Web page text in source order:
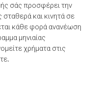
σάς προσφέρει την
και κινητά σε
κάθε φορά ανανέωση
μηνιαίας
χρήματα στις